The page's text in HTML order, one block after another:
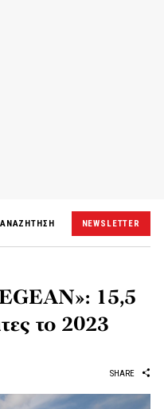
ΑΝΑΖΗΤΗΣΗ NEWSLETTER
15,5
το 2023
SHARE